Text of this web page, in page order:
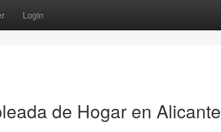
Login
de Hogar en Alicante